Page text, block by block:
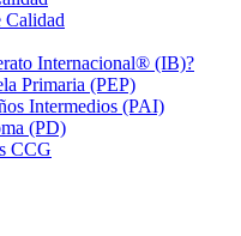
Calidad
Internacional® (IB)?
Primaria (PEP)
Intermedios (PAI)
(PD)
CCG